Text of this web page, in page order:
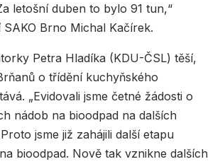
letošní duben to bylo 91 tun,“
Brno Michal Kačírek.
Petra Hladíka (KDU-ČSL) těší,
o třídění kuchyňského
„Evidovali jsme četné žádosti o
nádob na bioodpad na dalších
jsme již zahájili další etapu
bioodpad. Nově tak vznikne dalších